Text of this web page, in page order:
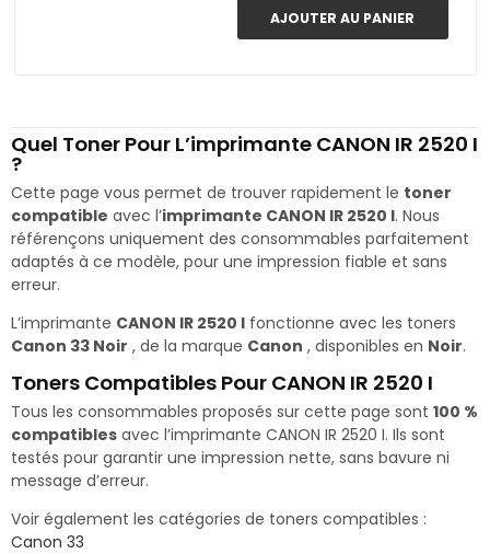
AJOUTER AU PANIER
Quel Toner Pour L’imprimante CANON IR 2520 I
?
Cette page vous permet de trouver rapidement le toner
compatible avec l’imprimante CANON IR 2520 I. Nous
référençons uniquement des consommables parfaitement
adaptés à ce modèle, pour une impression fiable et sans
erreur.
L’imprimante CANON IR 2520 I fonctionne avec les toners
Canon 33 Noir , de la marque Canon , disponibles en Noir.
Toners Compatibles Pour CANON IR 2520 I
Tous les consommables proposés sur cette page sont 100 %
compatibles avec l’imprimante CANON IR 2520 I. Ils sont
testés pour garantir une impression nette, sans bavure ni
message d’erreur.
Voir également les catégories de toners compatibles :
Canon 33